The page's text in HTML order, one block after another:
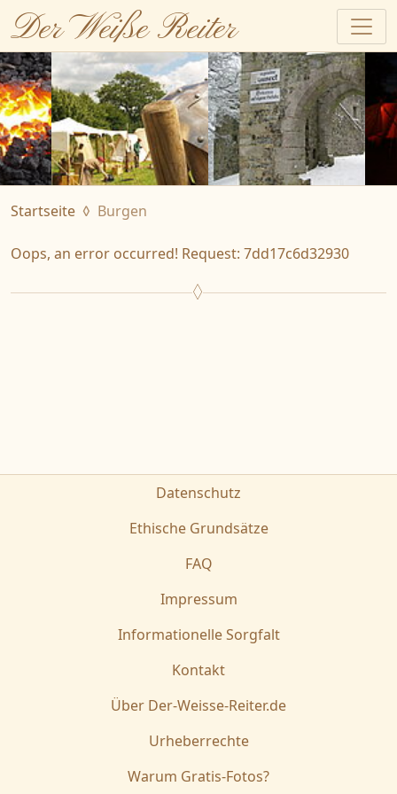
Der Weiße Reiter
Startseite Burgen
Oops, an error occurred! Request: 7dd17c6d32930
Datenschutz
Ethische Grundsätze
FAQ
Impressum
Informationelle Sorgfalt
Kontakt
Über Der-Weisse-Reiter.de
Urheberrechte
Warum Gratis-Fotos?